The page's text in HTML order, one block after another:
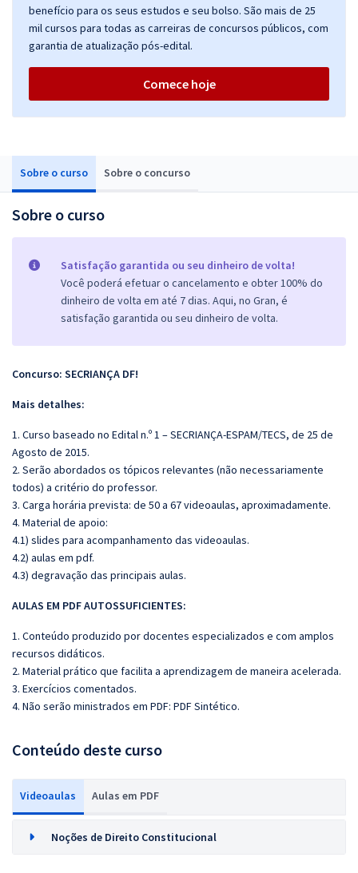
Sobre o curso Sobre o concurso
Sobre o curso
Satisfação garantida ou seu dinheiro de volta!
Você poderá efetuar o cancelamento e obter 100% do
dinheiro de volta em até 7 dias. Aqui, no Gran, é
satisfação garantida ou seu dinheiro de volta.
Concurso: SECRIANÇA DF!
Mais detalhes:
1. Curso baseado no Edital n.º 1 – SECRIANÇA-ESPAM/TECS, de 25 de
Agosto de 2015.
2. Serão abordados os tópicos relevantes (não necessariamente
todos) a critério do professor.
3. Carga horária prevista: de 50 a 67 videoaulas, aproximadamente.
4. Material de apoio:
4.1) slides para acompanhamento das videoaulas.
4.2) aulas em pdf.
4.3) degravação das principais aulas.
AULAS EM PDF AUTOSSUFICIENTES:
1. Conteúdo produzido por docentes especializados e com amplos
recursos didáticos.
2. Material prático que facilita a aprendizagem de maneira acelerada.
3. Exercícios comentados.
4. Não serão ministrados em PDF: PDF Sintético.
Conteúdo deste curso
Videoaulas Aulas em PDF
Noções de Direito Constitucional
benefício para os seus estudos e seu bolso. São mais de 25
mil cursos para todas as carreiras de concursos públicos, com
garantia de atualização pós-edital.
Comece hoje